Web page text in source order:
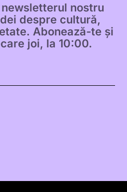
nostru
despre cultură,
Abonează-te și
joi, la 10:00.